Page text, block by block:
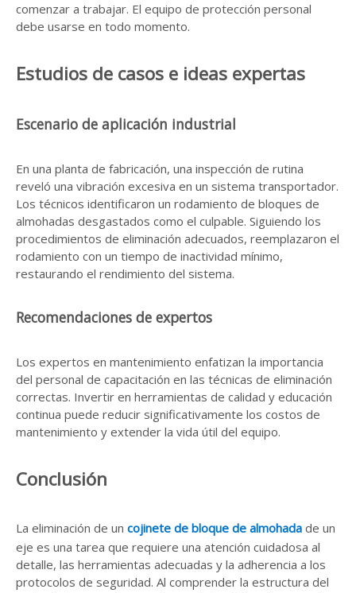
comenzar a trabajar. El equipo de protección personal
debe usarse en todo momento.
Estudios de casos e ideas expertas
Escenario de aplicación industrial
En una planta de fabricación, una inspección de rutina
reveló una vibración excesiva en un sistema transportador.
Los técnicos identificaron un rodamiento de bloques de
almohadas desgastados como el culpable. Siguiendo los
procedimientos de eliminación adecuados, reemplazaron el
rodamiento con un tiempo de inactividad mínimo,
restaurando el rendimiento del sistema.
Recomendaciones de expertos
Los expertos en mantenimiento enfatizan la importancia
del personal de capacitación en las técnicas de eliminación
correctas. Invertir en herramientas de calidad y educación
continua puede reducir significativamente los costos de
mantenimiento y extender la vida útil del equipo.
Conclusión
La eliminación de un cojinete de bloque de almohada de un
eje es una tarea que requiere una atención cuidadosa al
detalle, las herramientas adecuadas y la adherencia a los
protocolos de seguridad. Al comprender la estructura del